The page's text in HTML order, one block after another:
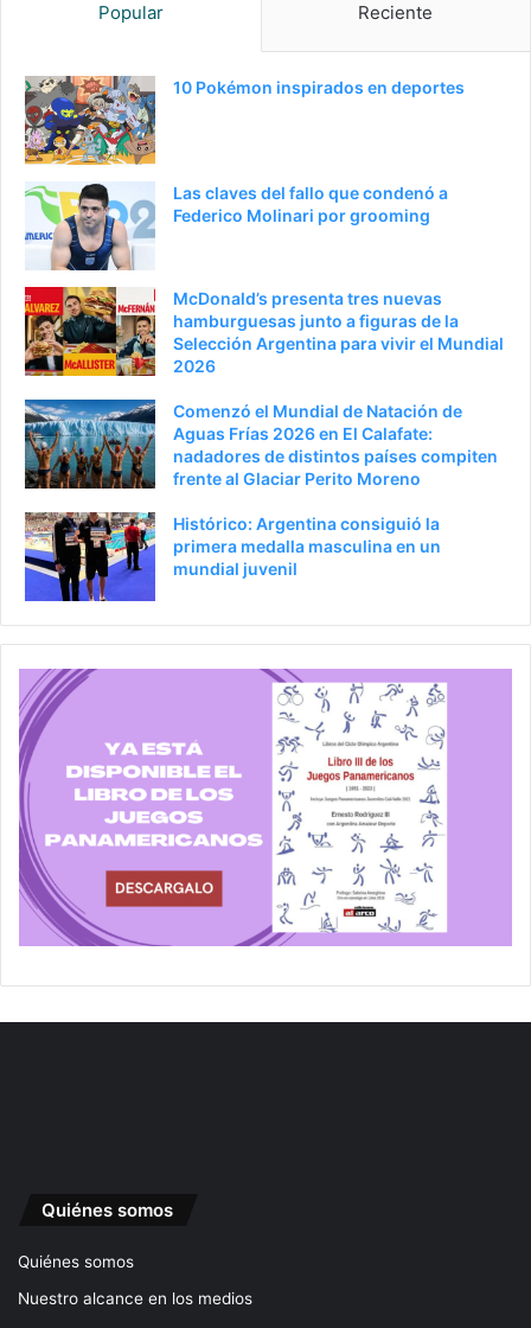
Popular Reciente
10 Pokémon inspirados en deportes
Las claves del fallo que condenó a
Federico Molinari por grooming
McDonald’s presenta tres nuevas
hamburguesas junto a figuras de la
Selección Argentina para vivir el Mundial
2026
Comenzó el Mundial de Natación de
Aguas Frías 2026 en El Calafate:
nadadores de distintos países compiten
frente al Glaciar Perito Moreno
Histórico: Argentina consiguió la
primera medalla masculina en un
mundial juvenil
Quiénes somos
Quiénes somos
Nuestro alcance en los medios